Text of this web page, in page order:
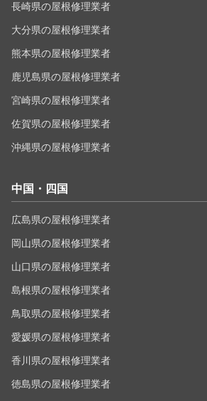
長崎県の屋根修理業者
大分県の屋根修理業者
熊本県の屋根修理業者
鹿児島県の屋根修理業者
宮崎県の屋根修理業者
佐賀県の屋根修理業者
沖縄県の屋根修理業者
中国・四国
広島県の屋根修理業者
岡山県の屋根修理業者
山口県の屋根修理業者
島根県の屋根修理業者
鳥取県の屋根修理業者
愛媛県の屋根修理業者
香川県の屋根修理業者
徳島県の屋根修理業者